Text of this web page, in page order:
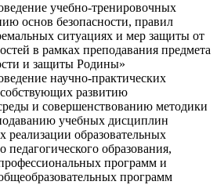
учебно-тренировочных
основ безопасности, правил
ситуациях и мер защиты от
в рамках преподавания предмета
и защиты Родины»
научно-практических
развитию
и совершенствованию методики
учебных дисциплин
реализации образовательных
образования,
программ и
программ